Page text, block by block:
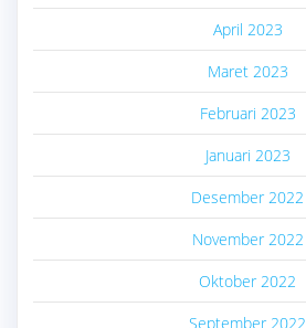
April 2023
Maret 2023
Februari 2023
Januari 2023
Desember 2022
November 2022
Oktober 2022
September 2022